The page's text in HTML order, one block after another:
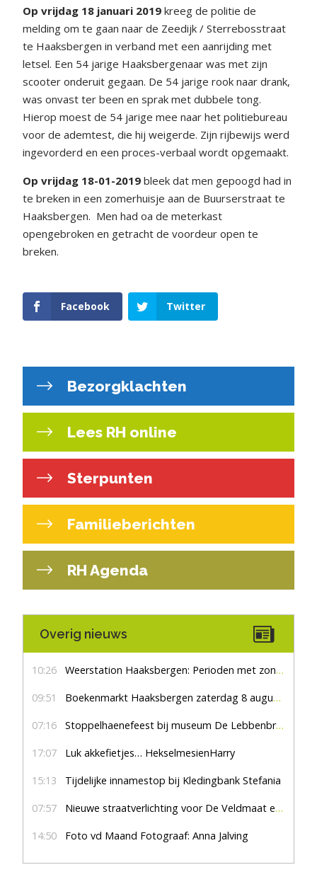
Op vrijdag 18 januari 2019 kreeg de politie de
melding om te gaan naar de Zeedijk / Sterrebosstraat
te Haaksbergen in verband met een aanrijding met
letsel. Een 54 jarige Haaksbergenaar was met zijn
scooter onderuit gegaan. De 54 jarige rook naar drank,
was onvast ter been en sprak met dubbele tong.
Hierop moest de 54 jarige mee naar het politiebureau
voor de ademtest, die hij weigerde. Zijn rijbewijs werd
ingevorderd en een proces-verbaal wordt opgemaakt.
Op vrijdag 18-01-2019 bleek dat men gepoogd had in
te breken in een zomerhuisje aan de Buurserstraat te
Haaksbergen. Men had oa de meterkast
opengebroken en getracht de voordeur open te
breken.
Facebook Twitter
Bezorgklachten
Lees RH online
Sterpunten
Familieberichten
RH Agenda
Overig nieuws
10:26 Weerstation Haaksbergen: Perioden met zon en droog
09:51 Boekenmarkt Haaksbergen zaterdag 8 augustus, marktplein Haaksbergen
07:16 Stoppelhaenefeest bij museum De Lebbenbrugge
17:07 Luk akkefietjes… HekselmesienHarry
15:13 Tijdelijke innamestop bij Kledingbank Stefania
07:57 Nieuwe straatverlichting voor De Veldmaat en De Pas
14:50 Foto vd Maand Fotograaf: Anna Jalving